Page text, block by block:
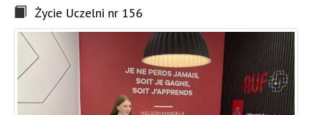
Życie Uczelni nr 156